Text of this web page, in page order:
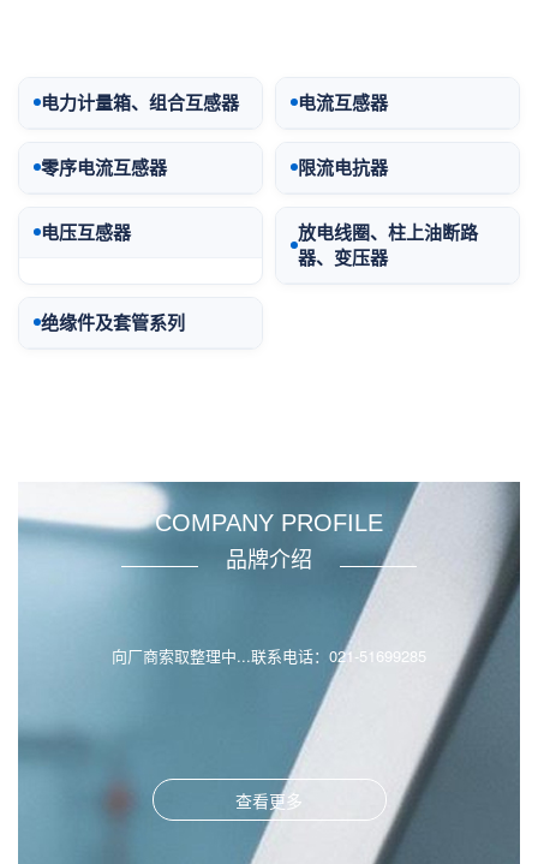
电力计量箱、组合互感器 电流互感器
零序电流互感器 限流电抗器
电压互感器
放电线圈、柱上油断路
器、变压器
绝缘件及套管系列
COMPANY PROFILE
品牌介绍
向厂商索取整理中...联系电话：021-51699285
查看更多